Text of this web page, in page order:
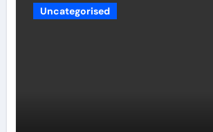
Uncategorised